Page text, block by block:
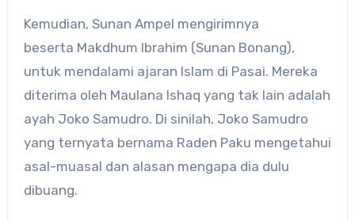
Kemudian, Sunan Ampel mengirimnya
beserta Makdhum Ibrahim (Sunan Bonang),
untuk mendalami ajaran Islam di Pasai. Mereka
diterima oleh Maulana Ishaq yang tak lain adalah
ayah Joko Samudro. Di sinilah, Joko Samudro
yang ternyata bernama Raden Paku mengetahui
asal-muasal dan alasan mengapa dia dulu
dibuang.